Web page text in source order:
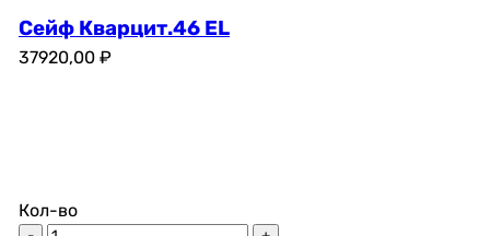
Сейф Кварцит.46 EL
37920,00 ₽
Кол-во